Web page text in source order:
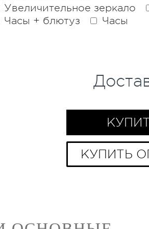
Увеличительное зеркало
Часы + блютуз
Часы
КУПИТЬ